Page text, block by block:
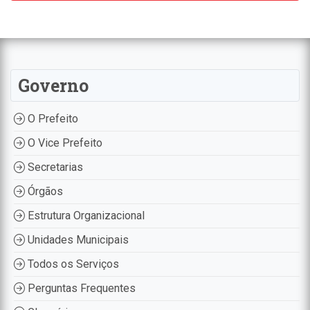
Governo
O Prefeito
O Vice Prefeito
Secretarias
Órgãos
Estrutura Organizacional
Unidades Municipais
Todos os Serviços
Perguntas Frequentes